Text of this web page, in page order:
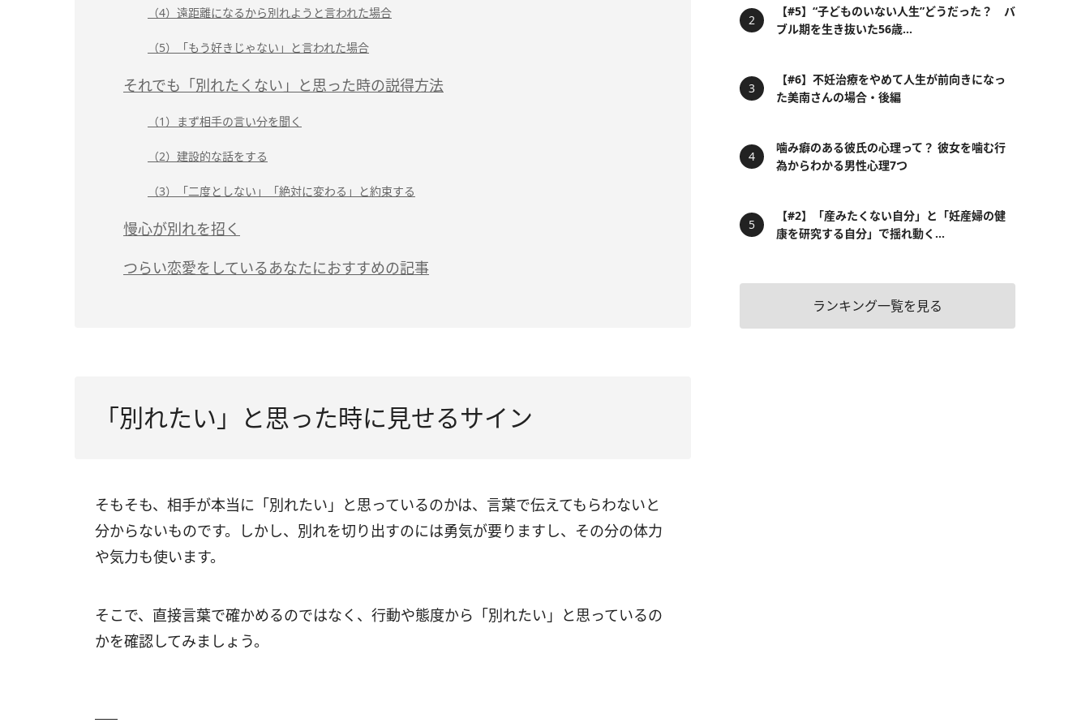
（4）遠距離になるから別れようと言われた場合
（5）「もう好きじゃない」と言われた場合
それでも「別れたくない」と思った時の説得方法
（1）まず相手の言い分を聞く
（2）建設的な話をする
（3）「二度としない」「絶対に変わる」と約束する
慢心が別れを招く
つらい恋愛をしているあなたにおすすめの記事
「別れたい」と思った時に見せるサイン
そもそも、相手が本当に「別れたい」と思っているのかは、言葉で伝えてもらわないと
分からないものです。しかし、別れを切り出すのには勇気が要りますし、その分の体力
や気力も使います。
そこで、直接言葉で確かめるのではなく、行動や態度から「別れたい」と思っているの
かを確認してみましょう。
【#5】“子どものいない人生”どうだった？ バ
ブル期を生き抜いた56歳...
【#6】不妊治療をやめて人生が前向きになっ
た美南さんの場合・後編
噛み癖のある彼氏の心理って？ 彼女を噛む行
為からわかる男性心理7つ
【#2】「産みたくない自分」と「妊産婦の健
康を研究する自分」で揺れ動く...
ランキング一覧を見る